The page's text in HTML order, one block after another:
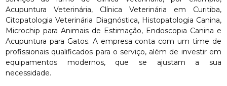
Acupuntura Veterinária, Clínica Veterinária em Curitiba,
Citopatologia Veterinária Diagnóstica, Histopatologia Canina,
Microchip para Animais de Estimação, Endoscopia Canina e
Acupuntura para Gatos. A empresa conta com um time de
profissionais qualificados para o serviço, além de investir em
equipamentos modernos, que se ajustam a sua
necessidade.